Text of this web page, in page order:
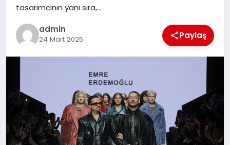
YAŞAM
tasarımcının yanı sıra,…
admin
24 Mart 2025 Paylaş